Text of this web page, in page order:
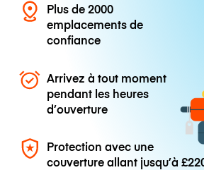
Plus de 2000
emplacements de
confiance
Arrivez à tout moment
pendant les heures
d’ouverture
Protection avec une
couverture allant jusqu’à